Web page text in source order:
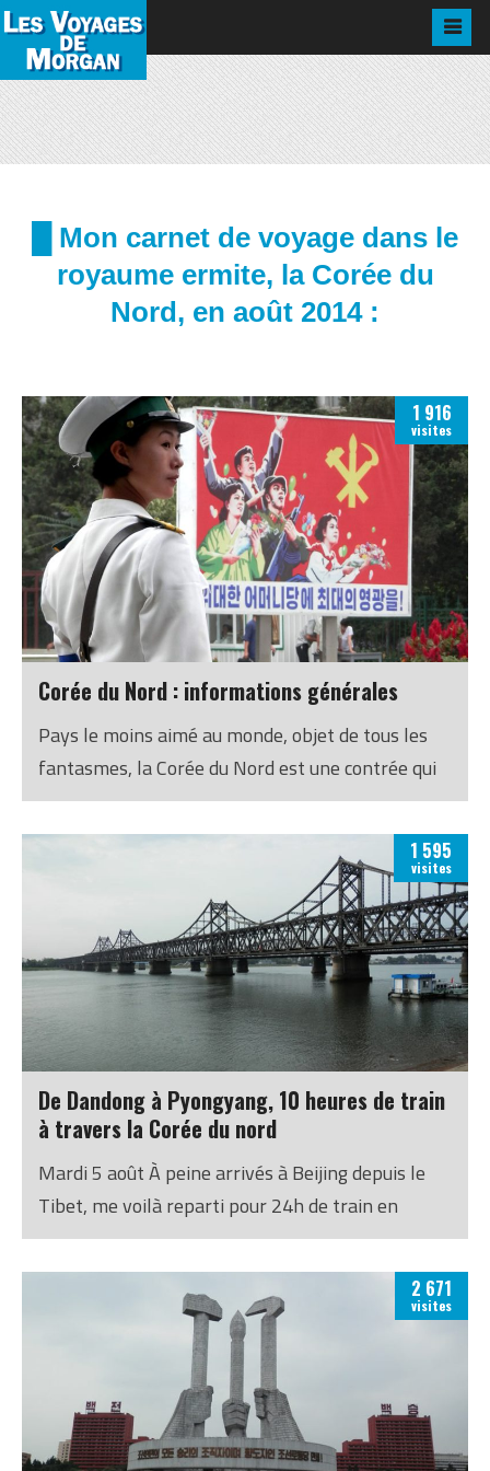
█ Mon carnet de voyage dans le
royaume ermite, la Corée du
Nord, en août 2014 :
1 916
visites
Corée du Nord : informations générales
Pays le moins aimé au monde, objet de tous les
fantasmes, la Corée du Nord est une contrée qui
s’avère pourtant pleine de (bonnes) surprises.
1 595
visites
De Dandong à Pyongyang, 10 heures de train
à travers la Corée du nord
Mardi 5 août À peine arrivés à Beijing depuis le
Tibet, me voilà reparti pour 24h de train en
direction de Pyongyang, Corée du Nord. On m’a
posé à de nombreuses reprises les questions :
« c’est possible d’aller en Corée du Nord ? Ce
n’est pas trop compliqué ? » Oui, c’est possible –
la preuve. Et ce n’est pas compliqué du tout : à
condition de n’être ni journaliste ni militaire
(apparemment ils vérifient, mais ça semble pas
2 671
visites